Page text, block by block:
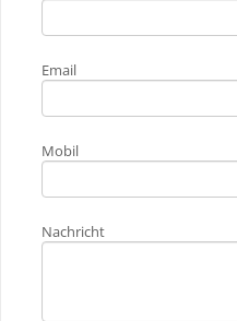
Email
Mobil
Nachricht